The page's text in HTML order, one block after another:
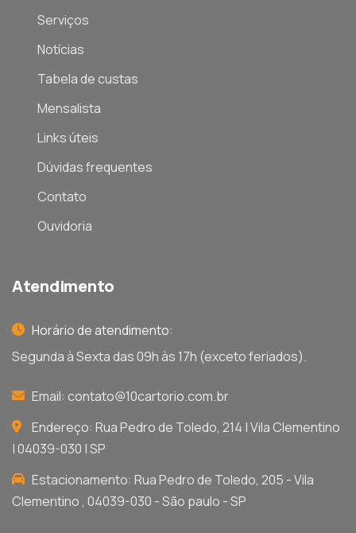
Serviços
Notícias
Tabela de custas
Mensalista
Links úteis
Dúvidas frequentes
Contato
Ouvidoria
Atendimento
Horário de atendimento:
Segunda à Sexta das 09h às 17h (exceto feriados).
Email: contato@10cartorio.com.br
Endereço: Rua Pedro de Toledo, 214 | Vila Clementino
| 04039-030 | SP
Estacionamento: Rua Pedro de Toledo, 205 - Vila
Clementino , 04039-030 - São paulo - SP